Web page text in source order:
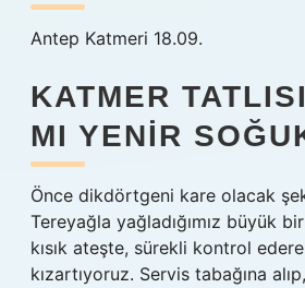
Antep Katmeri 18.09.
KATMER
MI YENIR
Önce dikdörtgeni kare olacak
Tereyağla yağladığımız büyük
kısık ateşte, sürekli kontrol
kızartıyoruz. Servis tabağına